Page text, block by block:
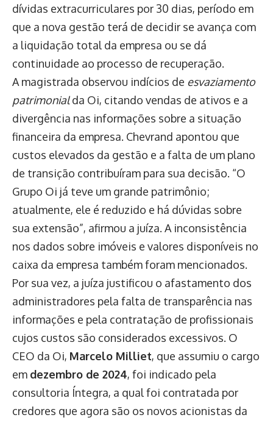
dívidas extracurriculares por 30 dias, período em
que a nova gestão terá de decidir se avança com
a liquidação total da empresa ou se dá
continuidade ao processo de recuperação.
A magistrada observou indícios de esvaziamento
patrimonialda Oi, citando vendas de ativos e a
divergência nas informações sobre a situação
financeira da empresa. Chevrand apontou que
custos elevados da gestão e a falta de um plano
de transição contribuíram para sua decisão. “O
Grupo Oi já teve um grande patrimônio;
atualmente, ele é reduzido e há dúvidas sobre
sua extensão”, afirmou a juíza. A inconsistência
nos dados sobre imóveis e valores disponíveis no
caixa da empresa também foram mencionados.
Por sua vez, a juíza justificou o afastamento dos
administradores pela falta de transparência nas
informações e pela contratação de profissionais
cujos custos são considerados excessivos. O
CEO da Oi, Marcelo Milliet, que assumiu o cargo
em dezembro de 2024, foi indicado pela
consultoria Íntegra, a qual foi contratada por
credores que agora são os novos acionistas da